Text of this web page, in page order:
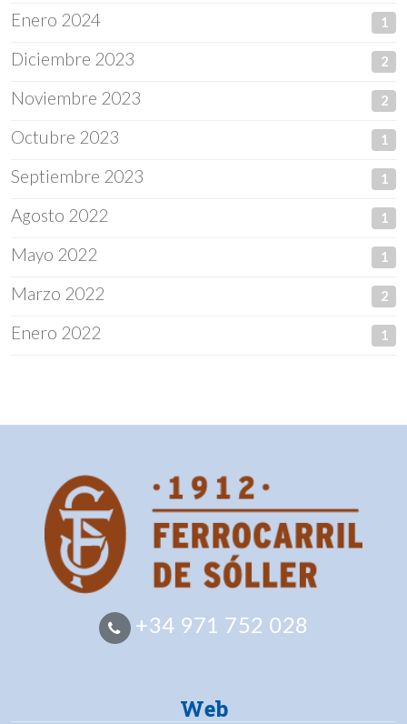
Enero 2024 1
Diciembre 2023 2
Noviembre 2023 2
Octubre 2023 1
Septiembre 2023 1
Agosto 2022 1
Mayo 2022 1
Marzo 2022 2
Enero 2022 1
+34 971 752 028
Web